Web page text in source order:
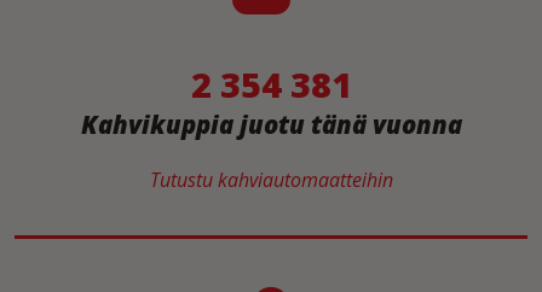
2 354 381
Kahvikuppia juotu tänä vuonna
Tutustu kahviautomaatteihin